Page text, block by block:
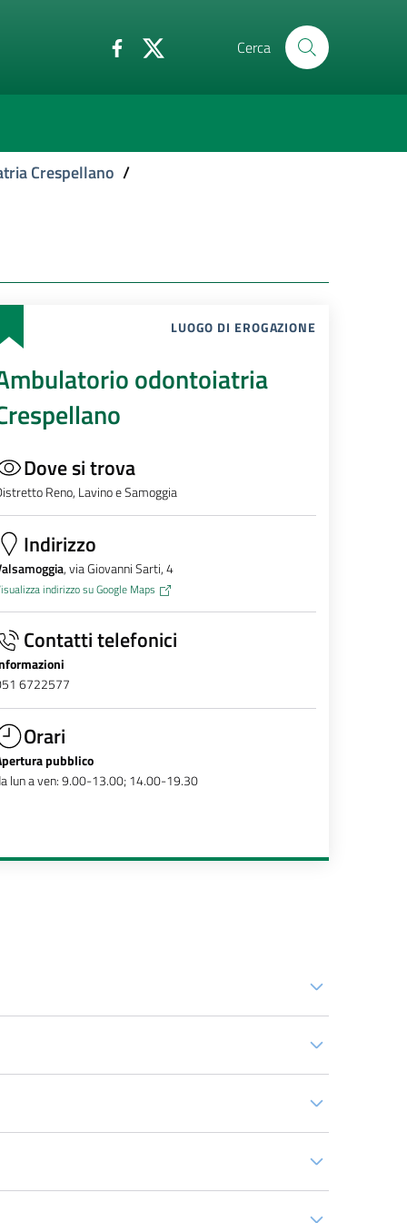
Cerca
Crespellano /
LUOGO DI EROGAZIONE
odontoiatria
Dove si trova
Reno, Lavino e Samoggia
Indirizzo
, via Giovanni Sarti, 4
indirizzo su Google Maps
Contatti telefonici
6722577
Orari
pubblico
lun a ven: 9.00-13.00; 14.00-19.30